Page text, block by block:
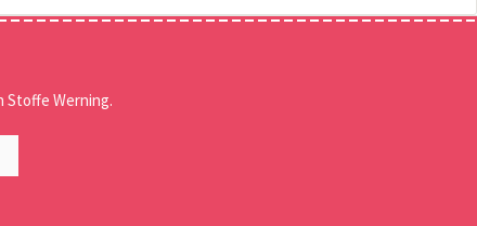
Stoffe Werning.